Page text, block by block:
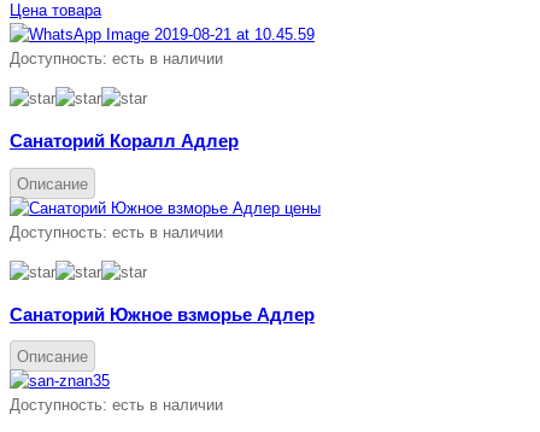
Цена товара
Доступность: есть в наличии
Санаторий Коралл Адлер
Описание
Доступность: есть в наличии
Санаторий Южное взморье Адлер
Описание
Доступность: есть в наличии